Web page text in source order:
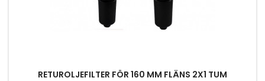
RETUROLJEFILTER FÖR 160 MM FLÄNS 2X1 TUM